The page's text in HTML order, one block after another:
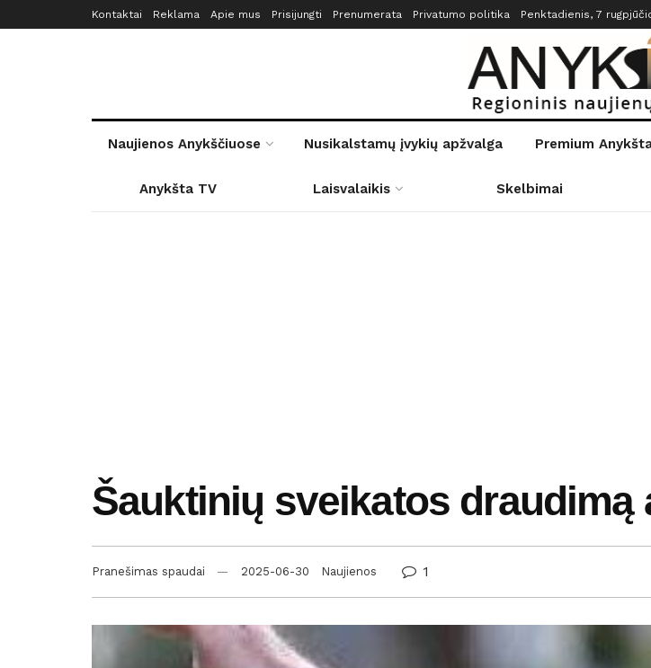
Kontaktai Reklama Apie mus Prisijungti Prenumerata Privatumo politika Penktadienis, 7
Naujienos Anykščiuose Nusikalstamų įvykių apžvalga Premium
Anykšta TV Laisvalaikis Skelbimai
Šauktinių sveikatos draudimą
Pranešimas spaudai 2025-06-30 Naujienos 1